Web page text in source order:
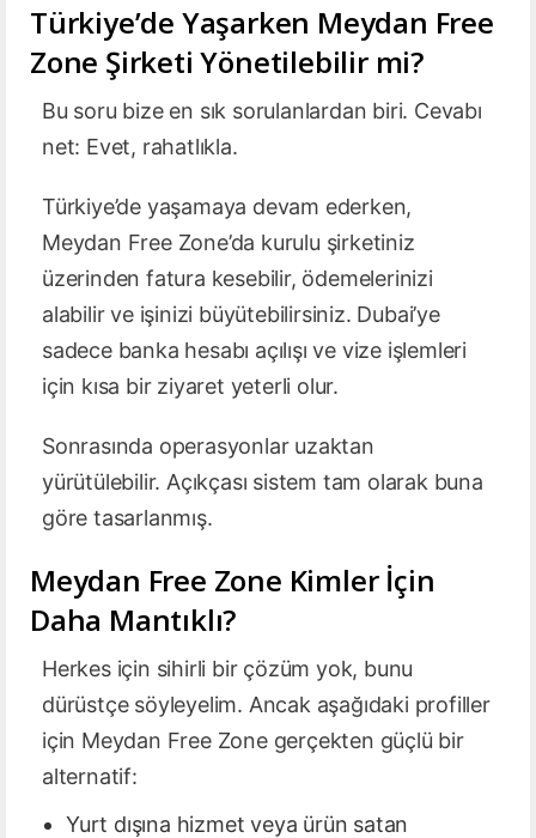
Türkiye’de Yaşarken Meydan Free
Zone Şirketi Yönetilebilir mi?
Bu soru bize en sık sorulanlardan biri. Cevabı
net: Evet, rahatlıkla.
Türkiye’de yaşamaya devam ederken,
Meydan Free Zone’da kurulu şirketiniz
üzerinden fatura kesebilir, ödemelerinizi
alabilir ve işinizi büyütebilirsiniz. Dubai’ye
sadece banka hesabı açılışı ve vize işlemleri
için kısa bir ziyaret yeterli olur.
Sonrasında operasyonlar uzaktan
yürütülebilir. Açıkçası sistem tam olarak buna
göre tasarlanmış.
Meydan Free Zone Kimler İçin
Daha Mantıklı?
Herkes için sihirli bir çözüm yok, bunu
dürüstçe söyleyelim. Ancak aşağıdaki profiller
için Meydan Free Zone gerçekten güçlü bir
alternatif:
Yurt dışına hizmet veya ürün satan